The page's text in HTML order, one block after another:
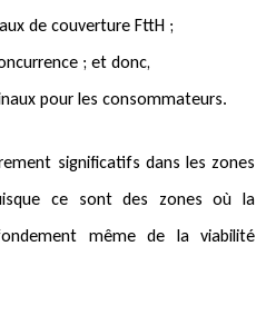
de couverture FttH ;
; et donc,
pour les consommateurs.
significatifs dans les zones
ce sont des zones où la
même de la viabilité